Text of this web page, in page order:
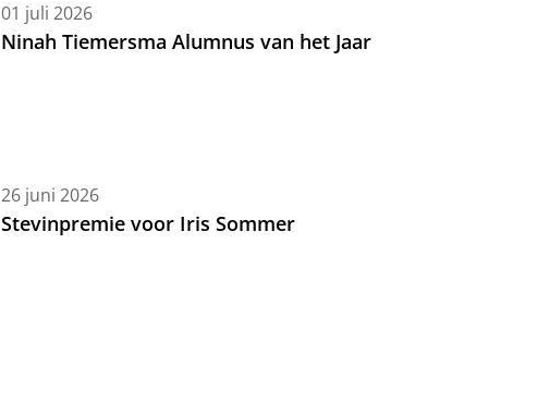
01 juli 2026
Ninah Tiemersma Alumnus van het Jaar
26 juni 2026
Stevinpremie voor Iris Sommer